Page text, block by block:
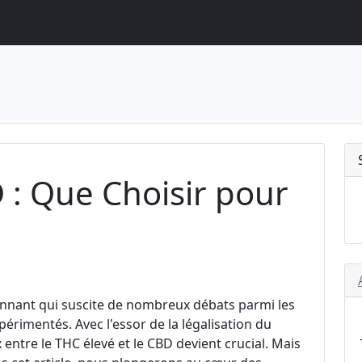
: Que Choisir pour
qui suscite de nombreux débats parmi les
Avec l'essor de la légalisation du
le THC élevé et le CBD devient crucial. Mais